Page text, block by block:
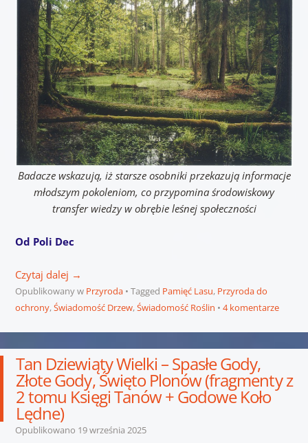
Badacze wskazują, iż starsze osobniki przekazują informacje
młodszym pokoleniom, co przypomina środowiskowy
transfer wiedzy w obrębie leśnej społeczności
Od Poli Dec
Czytaj dalej →
Opublikowany w Przyroda Tagged Pamięć Lasu, Przyroda do
ochrony,Świadomość Drzew,Świadomość Roślin 4 komentarze
Tan Dziewiąty Wielki – Spasłe Gody,
Złote Gody, Święto Plonów (fragmenty z
2 tomu Księgi Tanów + Godowe Koło
Lędne)
Opublikowano 19 września 2025